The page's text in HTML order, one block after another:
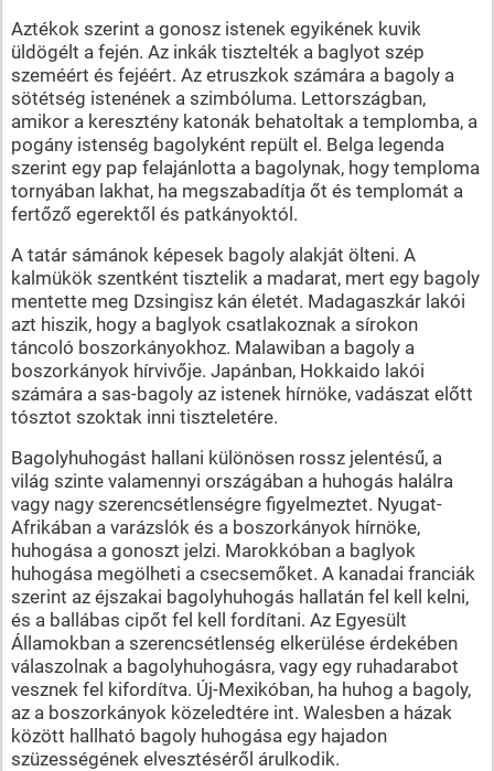
Aztékok szerint a gonosz istenek egyikének kuvik
üldögélt a fején. Az inkák tisztelték a baglyot szép
szeméért és fejéért. Az etruszkok számára a bagoly a
sötétség istenének a szimbóluma. Lettországban,
amikor a keresztény katonák behatoltak a templomba, a
pogány istenség bagolyként repült el. Belga legenda
szerint egy pap felajánlotta a bagolynak, hogy temploma
tornyában lakhat, ha megszabadítja őt és templomát a
fertőző egerektől és patkányoktól.
A tatár sámánok képesek bagoly alakját ölteni. A
kalmükök szentként tisztelik a madarat, mert egy bagoly
mentette meg Dzsingisz kán életét. Madagaszkár lakói
azt hiszik, hogy a baglyok csatlakoznak a sírokon
táncoló boszorkányokhoz. Malawiban a bagoly a
boszorkányok hírvivője. Japánban, Hokkaido lakói
számára a sas-bagoly az istenek hírnöke, vadászat előtt
tósztot szoktak inni tiszteletére.
Bagolyhuhogást hallani különösen rossz jelentésű, a
világ szinte valamennyi országában a huhogás halálra
vagy nagy szerencsétlenségre figyelmeztet. Nyugat-
Afrikában a varázslók és a boszorkányok hírnöke,
huhogása a gonoszt jelzi. Marokkóban a baglyok
huhogása megölheti a csecsemőket. A kanadai franciák
szerint az éjszakai bagolyhuhogás hallatán fel kell kelni,
és a ballábas cipőt fel kell fordítani. Az Egyesült
Államokban a szerencsétlenség elkerülése érdekében
válaszolnak a bagolyhuhogásra, vagy egy ruhadarabot
vesznek fel kifordítva. Új-Mexikóban, ha huhog a bagoly,
az a boszorkányok közeledtére int. Walesben a házak
között hallható bagoly huhogása egy hajadon
szüzességének elvesztéséről árulkodik.